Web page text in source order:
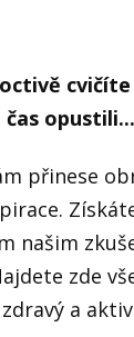
opustili...
přinese
našim
zde
a